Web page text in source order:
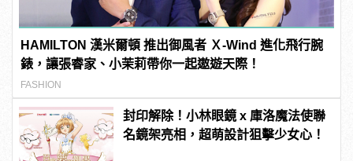
HAMILTON 漢米爾頓 推出御風者 Ｘ-Wind 進化飛行腕
錶，讓張睿家、小茉莉帶你一起遨遊天際！
FASHION
封印解除！小林眼鏡 x 庫洛魔法使聯
名鏡架亮相，超萌設計狙擊少女心！